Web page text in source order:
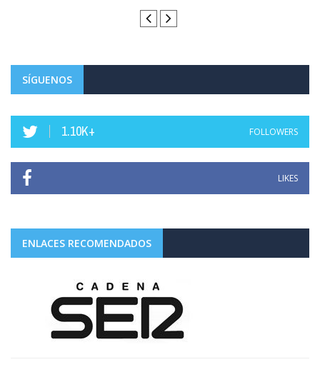
SÍGUENOS
1.10K+ FOLLOWERS
LIKES
ENLACES RECOMENDADOS